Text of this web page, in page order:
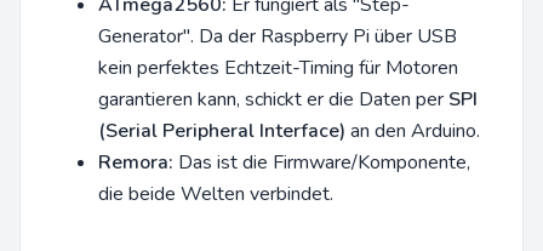
Generator". Da der Raspberry Pi über USB
kein perfektes Echtzeit-Timing für Motoren
garantieren kann, schickt er die Daten per SPI
(Serial Peripheral Interface) an den Arduino.
Remora: Das ist die Firmware/Komponente,
die beide Welten verbindet.